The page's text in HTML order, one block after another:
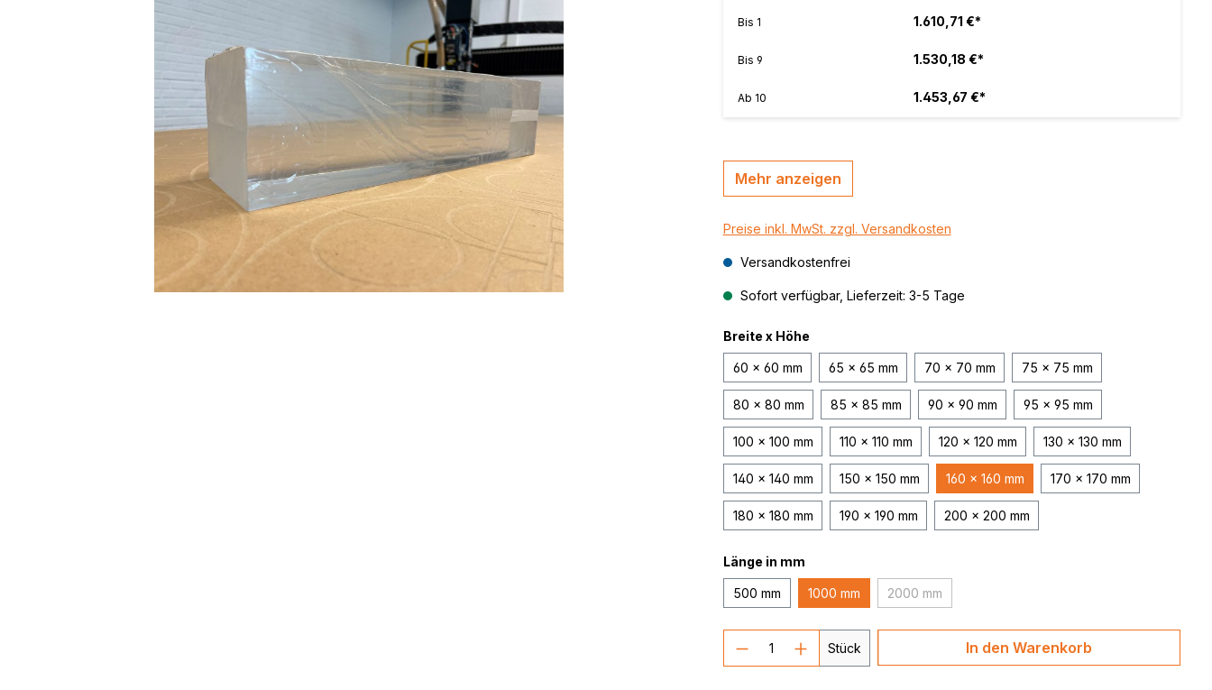
DIBOND® Spiegel außen, B-s2,
d0
DIBOND®, Butlerfinish,
gebürstete Aluoptik, anthrazit /
MasterBond®, farbig / color
silber gebürstet
MasterBond® Steel,
IEASY®BOND
Bis 1 1.610,71 €*
Bis 9 1.530,18 €*
Ab 10 1.453,67 €*
Mehr anzeigen
Preise inkl. MwSt. zzgl. Versandkosten
Versandkostenfrei
Sofort verfügbar, Lieferzeit: 3-5 Tage
Breite x Höhe
60 x 60 mm 65 x 65 mm 70 x 70 mm 75 x 75 mm
80 x 80 mm 85 x 85 mm 90 x 90 mm 95 x 95 mm
100 x 100 mm 110 x 110 mm 120 x 120 mm 130 x 130 mm
140 x 140 mm 150 x 150 mm 160 x 160 mm 170 x 170 mm
180 x 180 mm 190 x 190 mm 200 x 200 mm
Länge in mm
500 mm 1000 mm 2000 mm(Diese Option ist zurzeit nicht verfügbar.)
Produkt Anzahl: Gib den gewünschten Wert
Stück In den Warenkorb